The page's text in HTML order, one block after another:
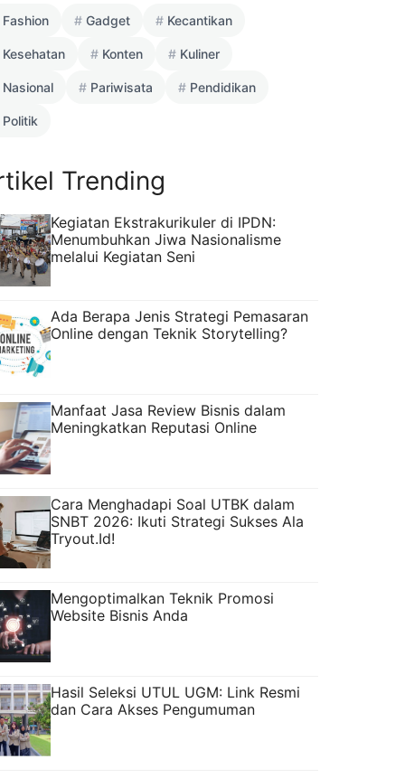
Fashion Gadget Kecantikan
Kesehatan Konten Kuliner
Nasional Pariwisata Pendidikan
Politik
Trending
Kegiatan Ekstrakurikuler di IPDN:
Menumbuhkan Jiwa Nasionalisme
melalui Kegiatan Seni
Ada Berapa Jenis Strategi Pemasaran
Online dengan Teknik Storytelling?
Manfaat Jasa Review Bisnis dalam
Meningkatkan Reputasi Online
Cara Menghadapi Soal UTBK dalam
SNBT 2026: Ikuti Strategi Sukses Ala
Tryout.Id!
Mengoptimalkan Teknik Promosi
Website Bisnis Anda
Hasil Seleksi UTUL UGM: Link Resmi
dan Cara Akses Pengumuman